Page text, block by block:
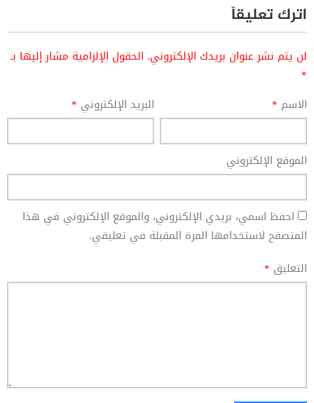
اترك تعليقاً
لن يتم نشر عنوان بريدك الإلكتروني. الحقول الإلزامية مشار إليها بـ
*
الاسم * البريد الإلكتروني *
الموقع الإلكتروني
احفظ اسمي، بريدي الإلكتروني، والموقع الإلكتروني في هذا
المتصفح لاستخدامها المرة المقبلة في تعليقي.
التعليق *